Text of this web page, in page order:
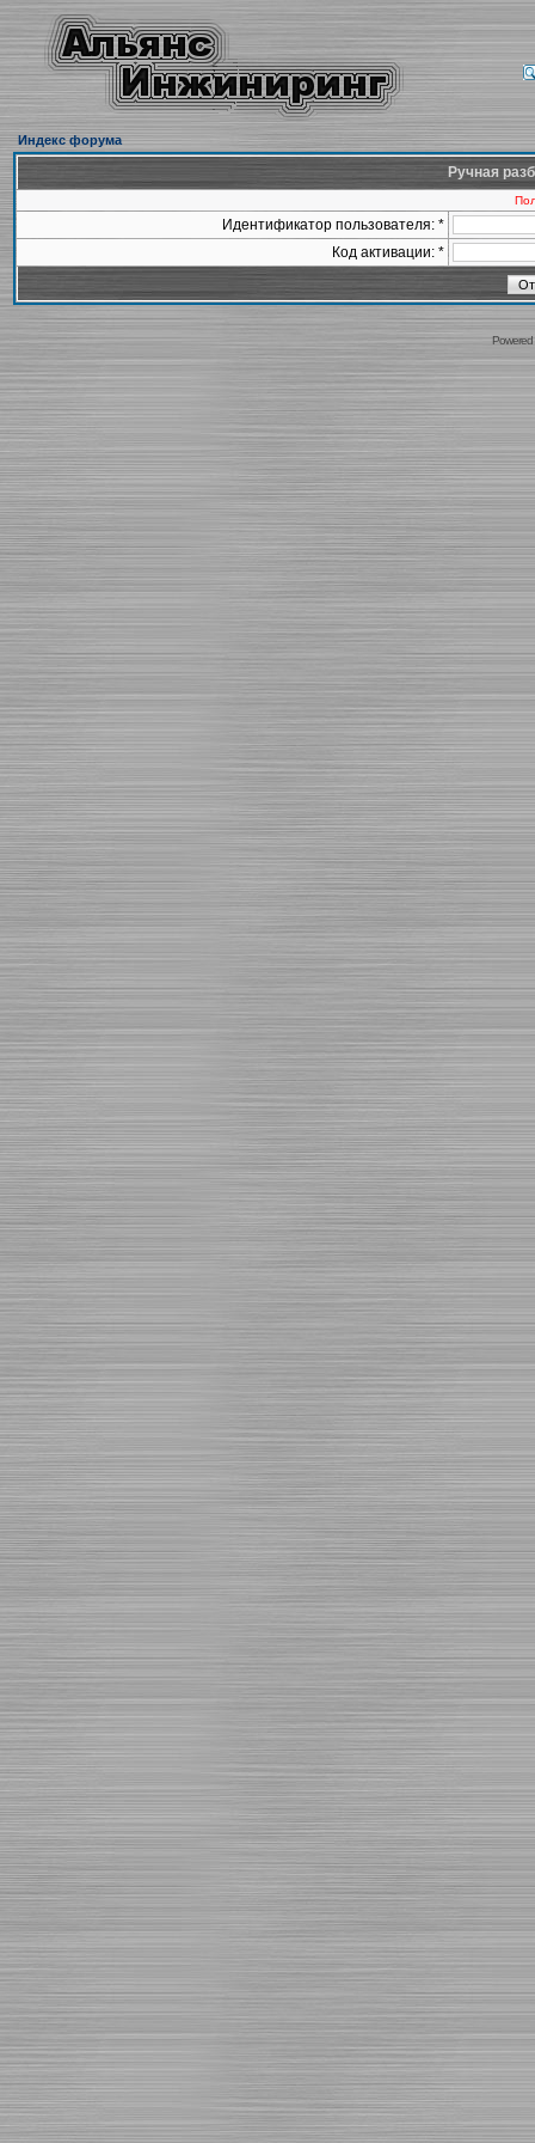
Индекс форума
Ручная
Идентификатор пользователя: *
Код активации: *